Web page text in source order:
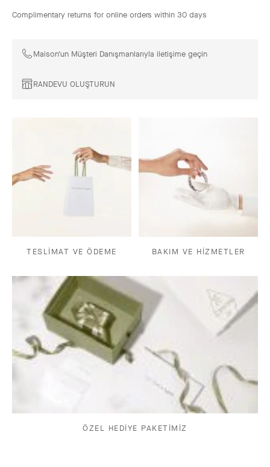
Complimentary returns for online orders within 30 days
Maison'un Müşteri Danışmanlarıyla iletişime geçin
RANDEVU OLUŞTURUN
TESLİMAT VE ÖDEME BAKIM VE HİZMETLER
ÖZEL HEDİYE PAKETİMİZ